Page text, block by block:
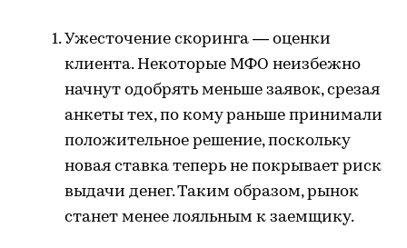
Ужесточение скоринга — оценки
клиента. Некоторые МФО неизбежно
начнут одобрять меньше заявок, срезая
анкеты тех, по кому раньше принимали
положительное решение, поскольку
новая ставка теперь не покрывает риск
выдачи денег. Таким образом, рынок
станет менее лояльным к заемщику.